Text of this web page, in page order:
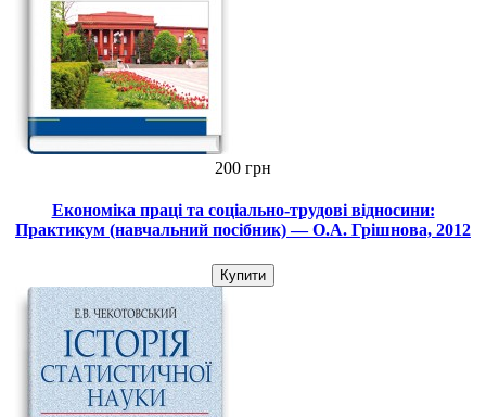
200 грн
Економіка праці та соціально-трудові відносини:
Практикум (навчальний посібник) — О.А. Грішнова, 2012
Купити